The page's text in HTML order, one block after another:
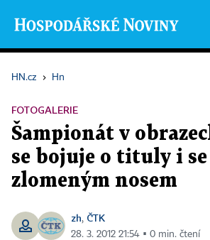
HN.cz › Hn
FOTOGALERIE
Šampionát v
se bojuje o tituly i se
zlomeným nosem
zh, ČTK
28. 3. 2012 21:54 ▪ 0 min. čtení